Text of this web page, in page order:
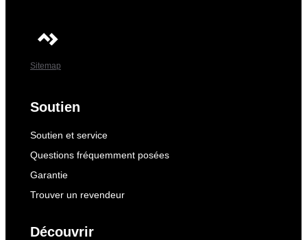
Sitemap
Soutien
Soutien et service
Questions fréquemment posées
Garantie
Trouver un revendeur
Découvrir